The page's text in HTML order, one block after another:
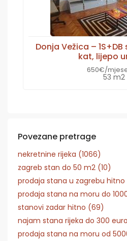
Donja Vežica –
kat, lijepo
650€/
53 m2
Povezane pretrage
nekretnine rijeka (1066)
zagreb stan do 50 m2 (10)
prodaja stana u zagrebu
prodaja stana na moru do
stanovi zadar hitno (69)
najam stana rijeka do 300
prodaja stana na moru od